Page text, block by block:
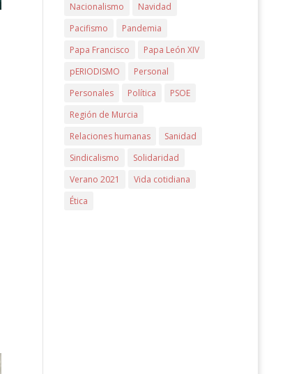
Nacionalismo
Navidad
Pacifismo
Pandemia
Papa Francisco
Papa León XIV
pERIODISMO
Personal
Personales
Política
PSOE
Región de Murcia
Relaciones humanas
Sanidad
Sindicalismo
Solidaridad
Verano 2021
Vida cotidiana
Ética